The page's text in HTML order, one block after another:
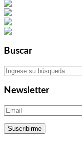
Buscar
Newsletter